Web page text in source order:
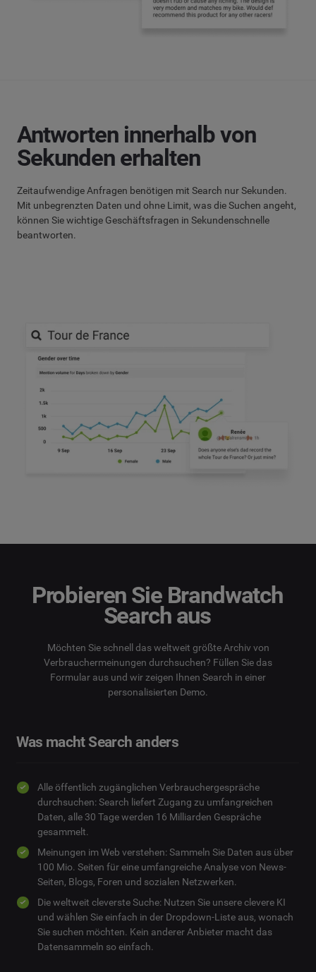
Antworten innerhalb von
Sekunden erhalten
Zeitaufwendige Anfragen benötigen mit Search nur Sekunden.
Mit unbegrenzten Daten und ohne Limit, was die Suchen angeht,
können Sie wichtige Geschäftsfragen in Sekundenschnelle
beantworten.
Probieren Sie Brandwatch
Search aus
Möchten Sie schnell das weltweit größte Archiv von
Verbrauchermeinungen durchsuchen? Füllen Sie das
Formular aus und wir zeigen Ihnen Search in einer
personalisierten Demo.
Was macht Search anders
Alle öffentlich zugänglichen Verbrauchergespräche
durchsuchen: Search liefert Zugang zu umfangreichen
Daten, alle 30 Tage werden 16 Milliarden Gespräche
gesammelt.
Meinungen im Web verstehen: Sammeln Sie Daten aus über
100 Mio. Seiten für eine umfangreiche Analyse von News-
Seiten, Blogs, Foren und sozialen Netzwerken.
Die weltweit cleverste Suche: Nutzen Sie unsere clevere KI
und wählen Sie einfach in der Dropdown-Liste aus, wonach
Sie suchen möchten. Kein anderer Anbieter macht das
Datensammeln so einfach.